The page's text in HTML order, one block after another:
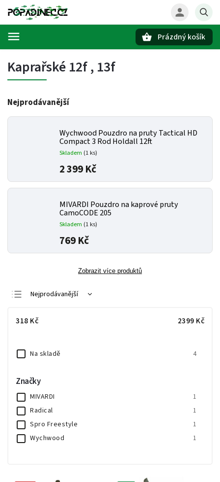
Prázdný košík
Kaprařské 12f , 13f
Nejprodávanější
Wychwood Pouzdro na pruty Tactical HD
Compact 3 Rod Holdall 12ft
Skladem (1 ks)
2 399 Kč
MIVARDI Pouzdro na kaprové pruty
CamoCODE 205
Skladem (1 ks)
769 Kč
Zobrazit více produktů
Nejprodávanější
Nejdražší
318 Kč 2399 Kč
Na skladě 4
Značky
MIVARDI 1
Radical 1
Spro Freestyle 1
Wychwood 1